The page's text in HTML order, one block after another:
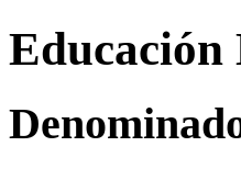
Educación